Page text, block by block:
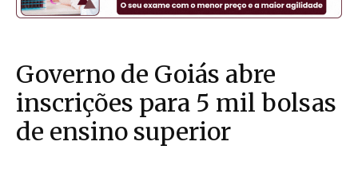
Governo de Goiás abre
inscrições para 5 mil bolsas
de ensino superior